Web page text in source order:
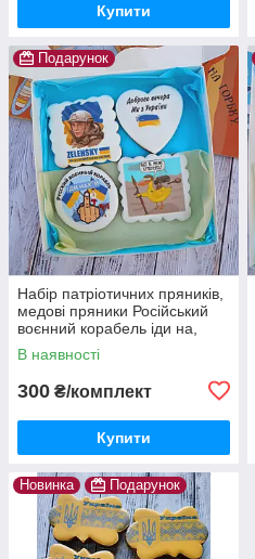
Купити
Подарунок
Набір патріотичних пряників,
медові пряники Російський
воєнний корабель іди на,
пряники Доброго вечора ми з
України
В наявності
300 ₴/комплект
Купити
Новинка Подарунок